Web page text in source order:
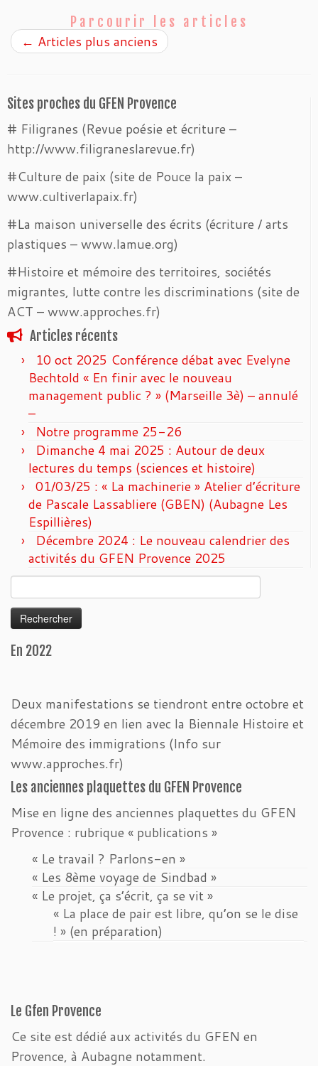
Parcourir les articles
← Articles plus anciens
Sites proches du GFEN Provence
# Filigranes (Revue poésie et écriture –
http://www.filigraneslarevue.fr)
#Culture de paix (site de Pouce la paix –
www.cultiverlapaix.fr)
#La maison universelle des écrits (écriture / arts
plastiques – www.lamue.org)
#Histoire et mémoire des territoires, sociétés
migrantes, lutte contre les discriminations (site de
ACT – www.approches.fr)
Articles récents
10 oct 2025 Conférence débat avec Evelyne
Bechtold « En finir avec le nouveau
management public ? » (Marseille 3è) – annulé
–
Notre programme 25-26
Dimanche 4 mai 2025 : Autour de deux
lectures du temps (sciences et histoire)
01/03/25 : « La machinerie » Atelier d’écriture
de Pascale Lassabliere (GBEN) (Aubagne Les
Espillières)
Décembre 2024 : Le nouveau calendrier des
activités du GFEN Provence 2025
En 2022
Deux manifestations se tiendront entre octobre et
décembre 2019 en lien avec la Biennale Histoire et
Mémoire des immigrations (Info sur
www.approches.fr)
Les anciennes plaquettes du GFEN Provence
Mise en ligne des anciennes plaquettes du GFEN
Provence : rubrique « publications »
« Le travail ? Parlons-en »
« Les 8ème voyage de Sindbad »
« Le projet, ça s’écrit, ça se vit »
« La place de pair est libre, qu’on se le dise
! » (en préparation)
Le Gfen Provence
Ce site est dédié aux activités du GFEN en
Provence, à Aubagne notamment.